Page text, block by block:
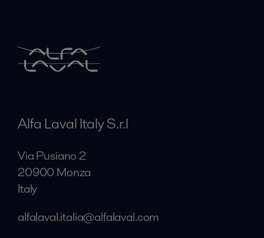
Alfa Laval Italy S.r.l
Via Pusiano 2
20900 Monza
Italy
alfalaval.italia@alfalaval.com